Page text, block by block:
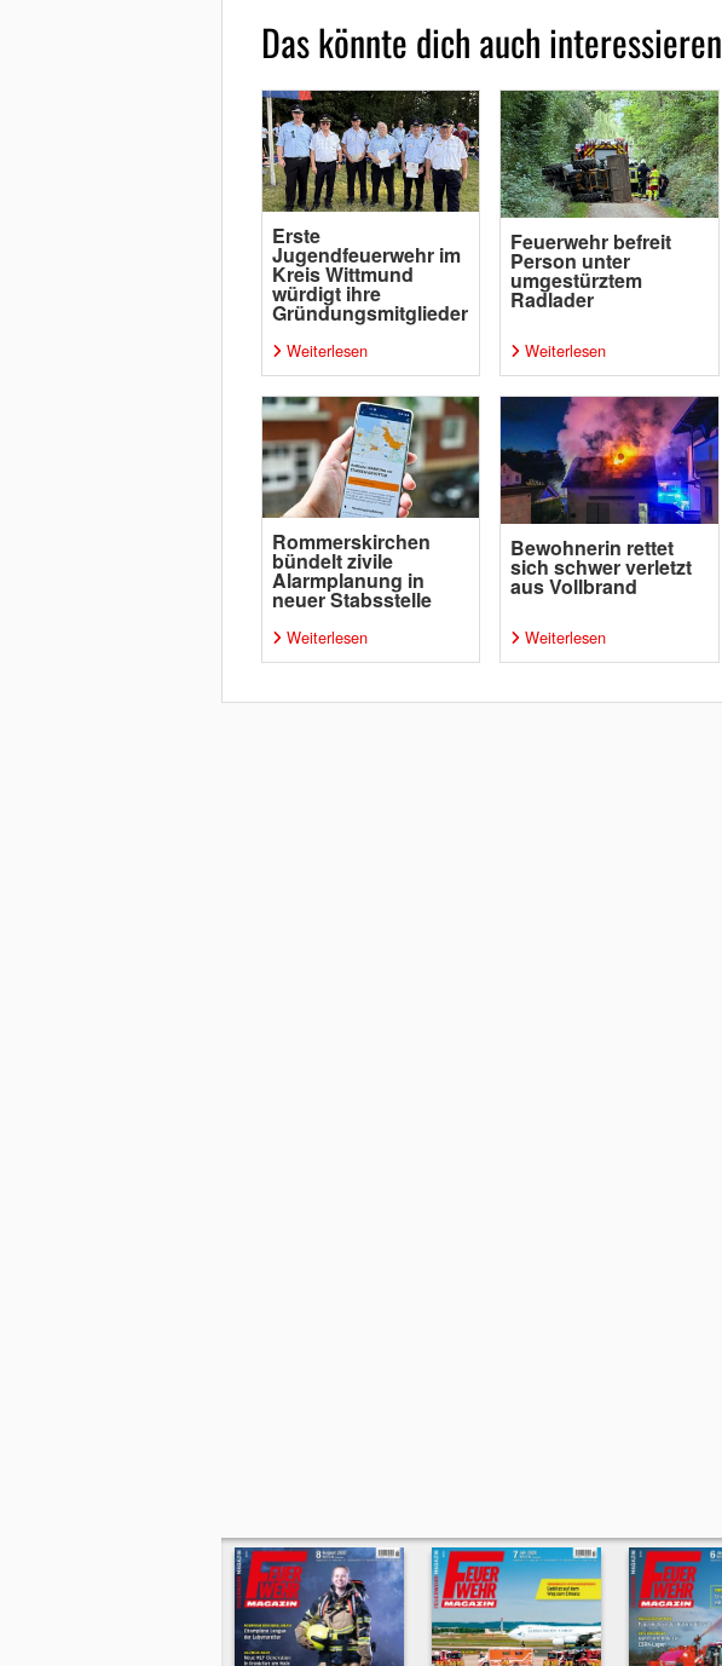
Das könnte dich auch interessieren
Erste
Jugendfeuerwehr im
Kreis Wittmund
würdigt ihre
Gründungsmitglieder
Weiterlesen
Feuerwehr befreit
Person unter
umgestürztem
Radlader
Weiterlesen
Rommerskirchen
bündelt zivile
Alarmplanung in
neuer Stabsstelle
Weiterlesen
Bewohnerin rettet
sich schwer verletzt
aus Vollbrand
Weiterlesen